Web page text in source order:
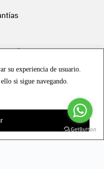
su experiencia de usuario.
si sigue navegando.
en 3 cuotas
- Vialmotor